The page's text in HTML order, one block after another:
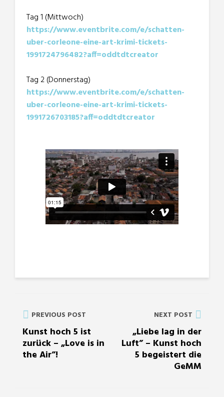
Tag 1 (Mittwoch)
https://www.eventbrite.com/e/schatten-
uber-corleone-eine-art-krimi-tickets-
1991724796482?aff=oddtdtcreator
Tag 2 (Donnerstag)
https://www.eventbrite.com/e/schatten-
uber-corleone-eine-art-krimi-tickets-
1991726703185?aff=oddtdtcreator
PREVIOUS POST
Kunst hoch 5 ist
zurück – „Love is in
the Air”!
NEXT POST
„Liebe lag in der
Luft” – Kunst hoch
5 begeistert die
GeMM